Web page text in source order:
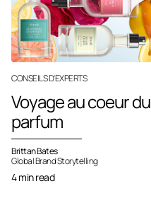
CONSEILS D'EXPERTS
Voyage au coeur du
parfum
Brittan Bates
Global Brand Storytelling
4 min read